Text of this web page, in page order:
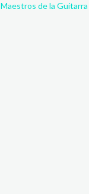
Maestros de la Guitarra